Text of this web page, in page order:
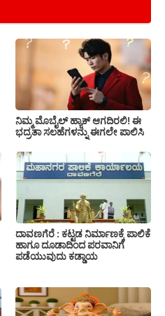
ನಿಮ್ಮ ಮೊಬೈಲ್ ಹ್ಯಾಕ್ ಆಗದಿರಲಿ! ಈ
ಭದ್ರತಾ ಸಲಹೆಗಳನ್ನು ಈಗಲೇ ಪಾಲಿಸಿ
ದಾವಣಗೆರೆ : ಕಟ್ಟಡ ನಿರ್ಮಾಣಕ್ಕೆ ಪಾಲಿಕೆ
ಹಾಗೂ ದೂಡಾದಿಂದ ಪರವಾನಿಗೆ
ಪಡೆಯುವುದು ಕಡ್ಡಾಯ